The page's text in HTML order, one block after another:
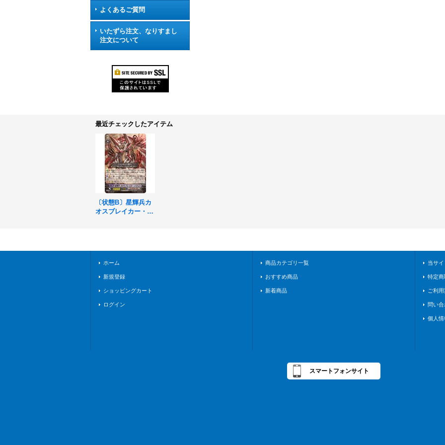
よくあるご質問
いたずら注文、なりすまし
注文について
最近チェックしたアイテム
〔状態B〕星輝兵カ
オスブレイカー・ド
ホーム
新規登録
ショッピングカート
ログイン
商品カテゴリ一覧
おすすめ商品
新着商品
当サ
特定
ご利
問い合
個人
スマートフォンサイト